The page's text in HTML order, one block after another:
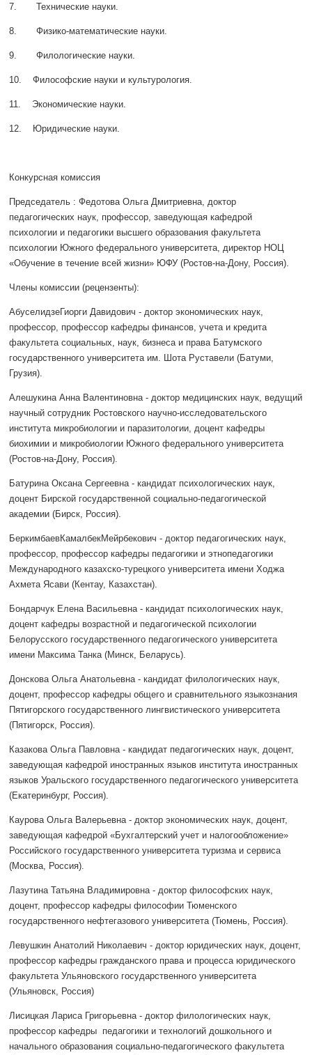
7. Технические науки.
8. Физико-математические науки.
9. Филологические науки.
10. Философские науки и культурология.
11. Экономические науки.
12. Юридические науки.
Конкурсная комиссия
Председатель : Федотова Ольга Дмитриевна, доктор
педагогических наук, профессор, заведующая кафедрой
психологии и педагогики высшего образования факультета
психологии Южного федерального университета, директор НОЦ
«Обучение в течение всей жизни» ЮФУ (Ростов-на-Дону, Россия).
Члены комиссии (рецензенты):
АбуселидзеГиорги Давидович - доктор экономических наук,
профессор, профессор кафедры финансов, учета и кредита
факультета социальных, наук, бизнеса и права Батумского
государственного университета им. Шота Руставели (Батуми,
Грузия).
Алешукина Анна Валентиновна - доктор медицинских наук, ведущий
научный сотрудник Ростовского научно-исследовательского
института микробиологии и паразитологии, доцент кафедры
биохимии и микробиологии Южного федерального университета
(Ростов-на-Дону, Россия).
Батурина Оксана Сергеевна - кандидат психологических наук,
доцент Бирской государственной социально-педагогической
академии (Бирск, Россия).
БеркимбаевКамалбекМейрбекович - доктор педагогических наук,
профессор, профессор кафедры педагогики и этнопедагогики
Международного казахско-турецкого университета имени Ходжа
Ахмета Ясави (Кентау, Казахстан).
Бондарчук Елена Васильевна - кандидат психологических наук,
доцент кафедры возрастной и педагогической психологии
Белорусского государственного педагогического университета
имени Максима Танка (Минск, Беларусь).
Донскова Ольга Анатольевна - кандидат филологических наук,
доцент, профессор кафедры общего и сравнительного языкознания
Пятигорского государственного лингвистического университета
(Пятигорск, Россия).
Казакова Ольга Павловна - кандидат педагогических наук, доцент,
заведующая кафедрой иностранных языков института иностранных
языков Уральского государственного педагогического университета
(Екатеринбург, Россия).
Каурова Ольга Валерьевна - доктор экономических наук, доцент,
заведующая кафедрой «Бухгалтерский учет и налогообложение»
Российского государственного университета туризма и сервиса
(Москва, Россия).
Лазутина Татьяна Владимировна - доктор философских наук,
доцент, профессор кафедры философии Тюменского
государственного нефтегазового университета (Тюмень, Россия).
Левушкин Анатолий Николаевич - доктор юридических наук, доцент,
профессор кафедры гражданского права и процесса юридического
факультета Ульяновского государственного университета
(Ульяновск, Россия)
Лисицкая Лариса Григорьевна - доктор филологических наук,
профессор кафедры педагогики и технологий дошкольного и
начального образования социально-педагогического факультета